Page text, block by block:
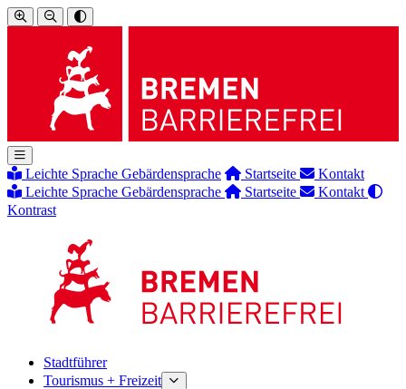
Leichte Sprache Gebärdensprache Startseite
Kontakt
Leichte Sprache Gebärdensprache Startseite
Kontakt
Kontrast
Stadtführer
Tourismus + Freizeit